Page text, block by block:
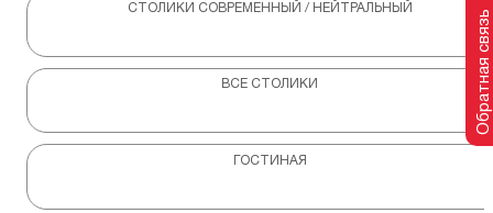
СТОЛИКИ СОВРЕМЕННЫЙ / НЕЙТРАЛЬНЫЙ
ВСЕ СТОЛИКИ
ГОСТИНАЯ
Обратная связь